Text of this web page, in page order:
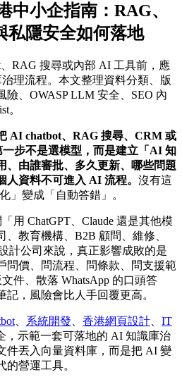
中小企指南：RAG、
私隱安全如何落地
RAG 搜尋或內部 AI 工具前，應
理流程。本文整理資料分類、版
、OWASP LLM 安全、SEO 內
。
AI chatbot、RAG 搜尋、CRM 或
步不是選模型，而是建立「AI 知
、由誰審批、多久更新、哪些問題
人資料不可進入 AI 流程。 沒有這
」變成「自動答錯」。
用 ChatGPT、Claude 還是其他模
教育機構、B2B 顧問、維修、
計公司來說，真正影響成敗的是
問價、問流程、問條款、問支援範
件、散落 WhatsApp 的口頭答
，風險會比人手回覆更高。
系統開發 香港網頁設計
IT
，示範一套可落地的 AI 知識庫治
件丟入向量資料庫，而是把 AI 變
的營運工具。